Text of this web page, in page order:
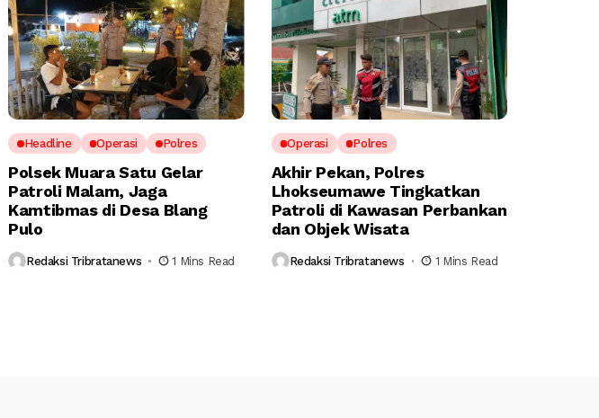
Headline Operasi Polres
Polsek Muara Satu Gelar
Patroli Malam, Jaga
Kamtibmas di Desa Blang
Pulo
Redaksi Tribratanews 1 Mins Read
Operasi Polres
Akhir Pekan, Polres
Lhokseumawe Tingkatkan
Patroli di Kawasan Perbankan
dan Objek Wisata
Redaksi Tribratanews 1 Mins Read